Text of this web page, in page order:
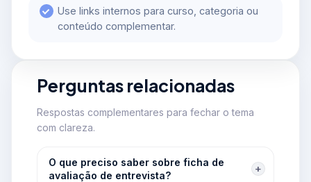
Use links internos para curso, categoria ou
conteúdo complementar.
Perguntas relacionadas
Respostas complementares para fechar o tema
com clareza.
O que preciso saber sobre ficha de
avaliação de entrevista?